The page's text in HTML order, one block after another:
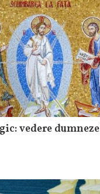
vedere